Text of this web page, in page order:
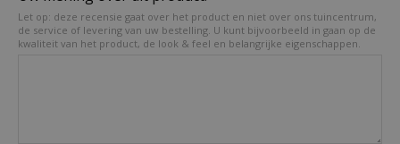
Let op: deze recensie gaat over het product en niet over ons tuincentrum,
de service of levering van uw bestelling. U kunt bijvoorbeeld in gaan op de
kwaliteit van het product, de look & feel en belangrijke eigenschappen.